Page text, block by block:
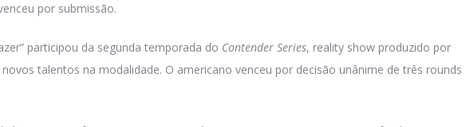
por submissão.
participou da segunda temporada do Contender Series, reality show produzido por
talentos na modalidade. O americano venceu por decisão unânime de três rounds